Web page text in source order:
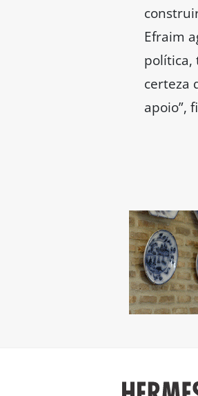
Efraim
política,
certeza
apoio”,